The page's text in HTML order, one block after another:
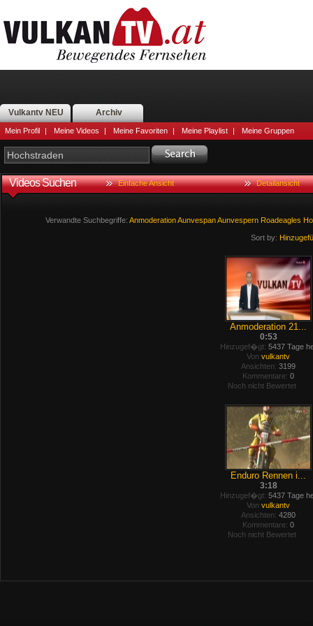
Vulkantv NEU Archiv
Mein Profil | Meine Videos | Meine Favoriten | Meine Playlist | Meine Gruppen
Videos Suchen Einfache Ansicht Detailansicht
Verwandte Suchbegriffe: Anmoderation Aunvespan Aunvespern Roadeagles
Sort by:
Anmoderation 21...
0:53
Hinzugef�gt: 5437 Tage
Von vulkantv
Ansichten: 3199
Kommentare: 0
Noch nicht Bewertet
Enduro Rennen i...
3:18
Hinzugef�gt: 5437 Tage
Von vulkantv
Ansichten: 4280
Kommentare: 0
Noch nicht Bewertet